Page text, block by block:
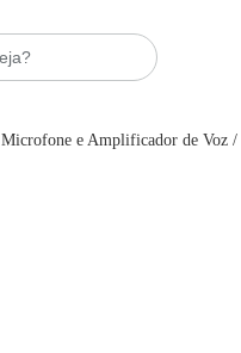
Microfone e Amplificador de Voz /